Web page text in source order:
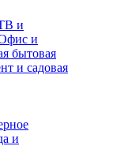
и
и
бытовая
и садовая
и